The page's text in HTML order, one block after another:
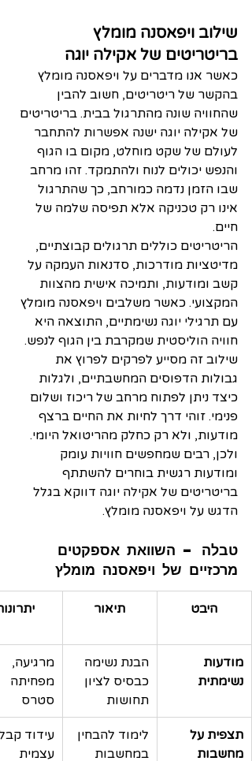
שילוב ויפאסנה מומלץ
בריטריטים של אקילה יוגה
כאשר אנו מדברים על ויפאסנה מומלץ
בהקשר של ריטריטים, חשוב להבין
שהחוויה שונה מהתרגול בבית. בריטריטים
של אקילה יוגה ישנה אפשרות להתחבר
לעולם של שקט מוחלט, מקום בו הגוף
והנפש יכולים לנוח ולהתמקד. זהו מרחב
שבו הזמן נדמה כמורחב, כך שהתרגול
אינו רק טכניקה אלא תפיסה שלמה של
חיים.
הריטריטים כוללים תרגולים קבוצתיים,
מדיטציות מודרכות, סדנאות העמקה על
קשב ומודעות, ותמיכה אישית מהצוות
המקצועי. כאשר משלבים ויפאסנה מומלץ
עם תרגילי יוגה נשימתיים, התוצאה היא
חוויה הוליסטית שמקרבת בין הגוף לנפש.
שילוב זה מסייע לפרקים לפרוץ את
גבולות הדפוסים המחשבתיים, ולגלות
כיצד ניתן לפתוח מרחב של ריכוז ושלום
פנימי. זוהי דרך לחיות את החיים ברצף
מודעות, ולא רק כחלק מהריטואל היומי.
ולכן, רבים שמחפשים חוויות עומק
ומודעות רגשית בוחרים להשתתף
בריטריטים של אקילה יוגה דווקא בגלל
הדגש על ויפאסנה מומלץ.
טבלה – השוואת אספקטים
מרכזיים של ויפאסנה מומלץ
היבט תיאור
מודעות
נשימתית
הבנת נשימה
כבסיס לציון
תחושות
מרגיעה,
מפחיתה
סטרס
תצפית על
מחשבות
לימוד להבחין
במחשבות
עידוד
עצמית